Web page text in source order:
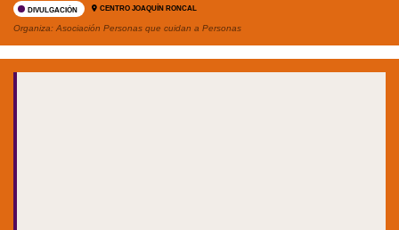
DIVULGACIÓN CENTRO JOAQUÍN RONCAL
Organiza: Asociación Personas que cuidan a Personas